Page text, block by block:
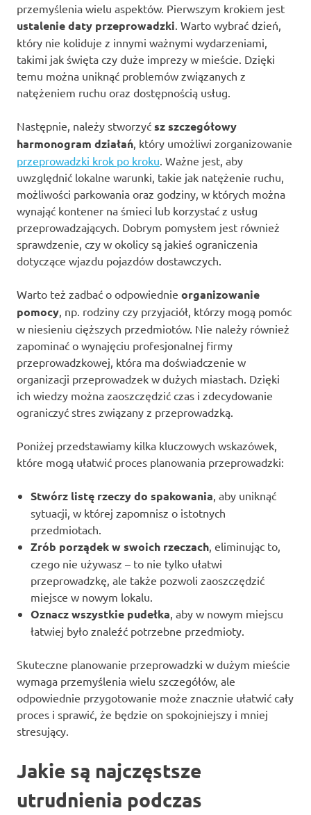
przemyślenia wielu aspektów. Pierwszym krokiem jest
ustalenie daty przeprowadzki . Warto wybrać dzień,
który nie koliduje z innymi ważnymi wydarzeniami,
takimi jak święta czy duże imprezy w mieście. Dzięki
temu można uniknąć problemów związanych z
natężeniem ruchu oraz dostępnością usług.
Następnie, należy stworzyć sz szczegółowy
harmonogram działań , który umożliwi zorganizowanie
przeprowadzki krok po kroku . Ważne jest, aby
uwzględnić lokalne warunki, takie jak natężenie ruchu,
możliwości parkowania oraz godziny, w których można
wynająć kontener na śmieci lub korzystać z usług
przeprowadzających. Dobrym pomysłem jest również
sprawdzenie, czy w okolicy są jakieś ograniczenia
dotyczące wjazdu pojazdów dostawczych.
Warto też zadbać o odpowiednie organizowanie
pomocy , np. rodziny czy przyjaciół, którzy mogą pomóc
w niesieniu cięższych przedmiotów. Nie należy również
zapominać o wynajęciu profesjonalnej firmy
przeprowadzkowej, która ma doświadczenie w
organizacji przeprowadzek w dużych miastach. Dzięki
ich wiedzy można zaoszczędzić czas i zdecydowanie
ograniczyć stres związany z przeprowadzką.
Poniżej przedstawiamy kilka kluczowych wskazówek,
które mogą ułatwić proces planowania przeprowadzki:
Stwórz listę rzeczy do spakowania , aby uniknąć
sytuacji, w której zapomnisz o istotnych
przedmiotach.
Zrób porządek w swoich rzeczach , eliminując to,
czego nie używasz – to nie tylko ułatwi
przeprowadzkę, ale także pozwoli zaoszczędzić
miejsce w nowym lokalu.
Oznacz wszystkie pudełka , aby w nowym miejscu
łatwiej było znaleźć potrzebne przedmioty.
Skuteczne planowanie przeprowadzki w dużym mieście
wymaga przemyślenia wielu szczegółów, ale
odpowiednie przygotowanie może znacznie ułatwić cały
proces i sprawić, że będzie on spokojniejszy i mniej
stresujący.
Jakie są najczęstsze
utrudnienia podczas